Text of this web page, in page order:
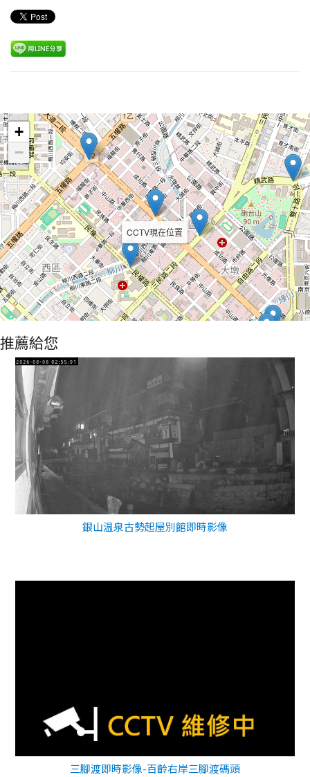
CCTV現在位置
+
−
推薦給您
銀山温泉古勢起屋別館即時影像
三腳渡即時影像-百齡右岸三腳渡碼頭